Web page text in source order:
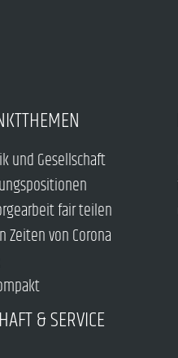
und Gesellschaft
fair teilen
Zeiten von Corona
& SERVICE